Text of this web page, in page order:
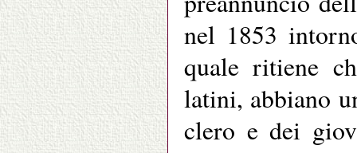
nel 1853
quale ritiene
latini, abbiano
clero e dei